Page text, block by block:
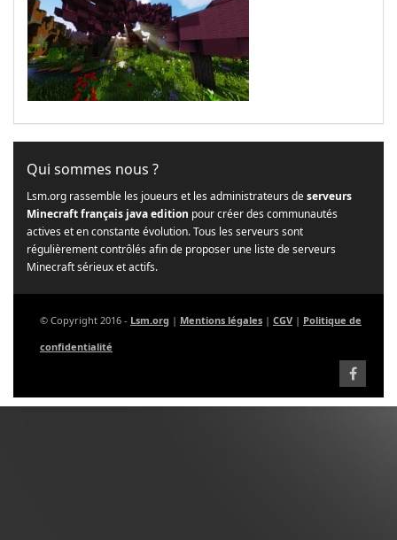
Qui sommes nous ?
Lsm.org rassemble les joueurs et les administrateurs deserveurs
Minecraft français java edition pour créer des communautés
actives et en constante évolution. Tous les serveurs sont
régulièrement contrôlés afin de proposer une liste de serveurs
Minecraft sérieux et actifs.
© Copyright 2016 - Lsm.org | Mentions légales | CGV | Politique de
confidentialité